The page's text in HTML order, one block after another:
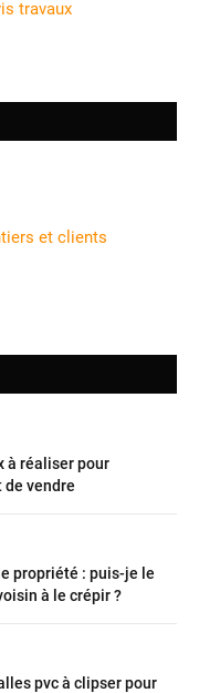
à réaliser pour
de vendre
propriété : puis-je le
à le crépir ?
pvc à clipser pour